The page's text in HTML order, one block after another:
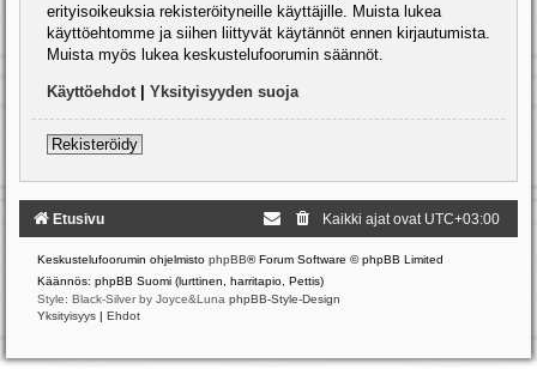
erityisoikeuksia rekisteröityneille käyttäjille. Muista lukea
käyttöehtomme ja siihen liittyvät käytännöt ennen kirjautumista.
Muista myös lukea keskustelufoorumin säännöt.
Käyttöehdot Yksityisyyden suoja
Rekisteröidy
Etusivu Kaikki ajat ovat UTC+03:00
Keskustelufoorumin ohjelmisto phpBB® Forum Software © phpBB Limited
Käännös: phpBB Suomi (lurttinen, harritapio, Pettis)
Style: Black-Silver by Joyce&Luna phpBB-Style-Design
Yksityisyys | Ehdot